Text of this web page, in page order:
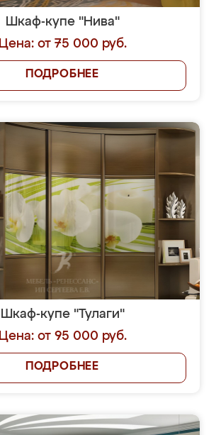
Шкаф-купе "Нива"
Цена: от 75 000 руб.
ПОДРОБНЕЕ
Шкаф-купе "Тулаги"
Цена: от 95 000 руб.
ПОДРОБНЕЕ